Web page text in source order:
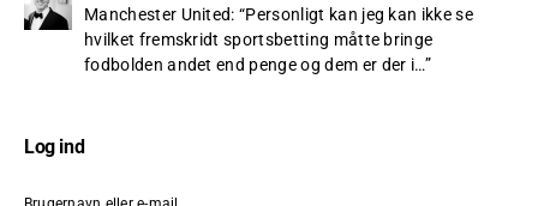
Manchester United: “Personligt kan jeg kan ikke se
hvilket fremskridt sportsbetting måtte bringe
fodbolden andet end penge og dem er der i…”
Log ind